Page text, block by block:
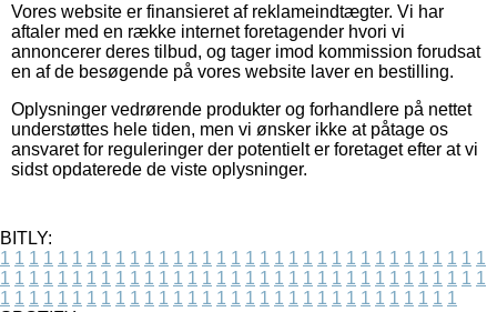
Vores website er finansieret af reklameindtægter. Vi har
aftaler med en række internet foretagender hvori vi
annoncerer deres tilbud, og tager imod kommission forudsat
en af de besøgende på vores website laver en bestilling.
Oplysninger vedrørende produkter og forhandlere på nettet
understøttes hele tiden, men vi ønsker ikke at påtage os
ansvaret for reguleringer der potentielt er foretaget efter at vi
sidst opdaterede de viste oplysninger.
BITLY:
1 1 1 1 1 1 1 1 1 1 1 1 1 1 1 1 1 1 1 1 1 1 1 1 1 1 1 1 1 1 1 1 1 1
1 1 1 1 1 1 1 1 1 1 1 1 1 1 1 1 1 1 1 1 1 1 1 1 1 1 1 1 1 1 1 1 1 1
1 1 1 1 1 1 1 1 1 1 1 1 1 1 1 1 1 1 1 1 1 1 1 1 1 1 1 1 1 1 1 1